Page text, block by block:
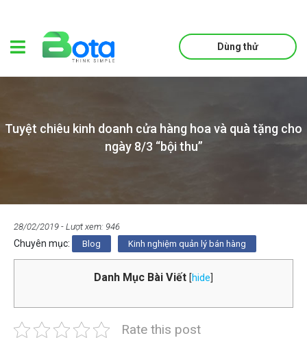
Dùng thử
Tuyệt chiêu kinh doanh cửa hàng hoa và quà tặng cho
ngày 8/3 “bội thu”
28/02/2019 - Lượt xem: 946
Chuyên mục: Blog Kinh nghiệm quản lý bán hàng
Danh Mục Bài Viết [hide
Rate this post